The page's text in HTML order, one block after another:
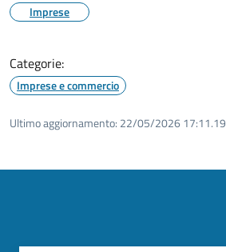
Imprese
Categorie:
Imprese e commercio
Ultimo aggiornamento: 22/05/2026 17:11.19